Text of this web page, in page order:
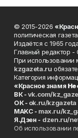
© 2015-2026
политическая
Издаётся с 1965
Главный редактор
При использовании
kzgazeta.ru
Категория
«Красное знамя
ВК -vk.com/
ОК - ok.ru/kzgazeta
MAKC - max.ru/
Я.Дзен - dzen.ru/
Об использовании